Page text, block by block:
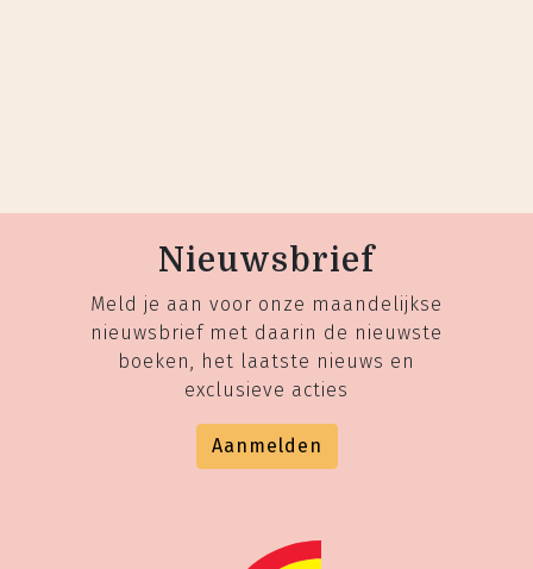
Nieuwsbrief
Meld je aan voor onze maandelijkse
nieuwsbrief met daarin de nieuwste
boeken, het laatste nieuws en
exclusieve acties
Aanmelden